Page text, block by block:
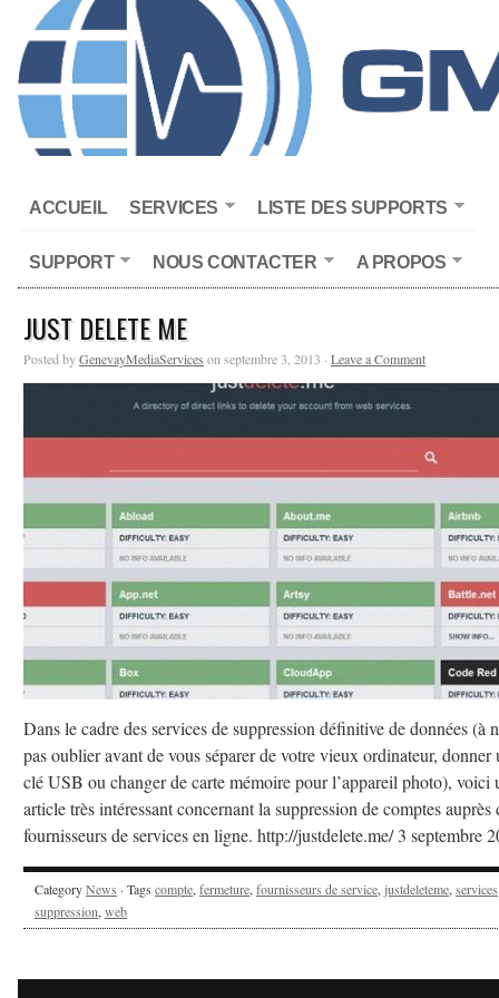
ACCUEIL SERVICES LISTE DES SUPPORTS
SUPPORT NOUS CONTACTER A PROPOS
JUST DELETE ME
Posted byGenevayMediaServices on septembre 3, 2013 · Leave a Comment
Dans le cadre des services de suppression définitive de données (à
pas oublier avant de vous séparer de votre vieux ordinateur, donner
clé USB ou changer de carte mémoire pour l’appareil photo), voici
article très intéressant concernant la suppression de comptes auprès
fournisseurs de services en ligne. http://justdelete.me/ 3 septembre
CategoryNews · Tags compte, fermeture, fournisseurs de service, justdeleteme, services
suppression, web